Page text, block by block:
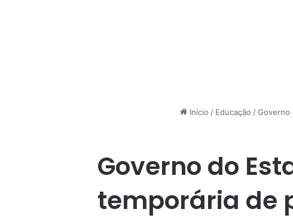
Início / Educação /Governo
Governo do
temporária de